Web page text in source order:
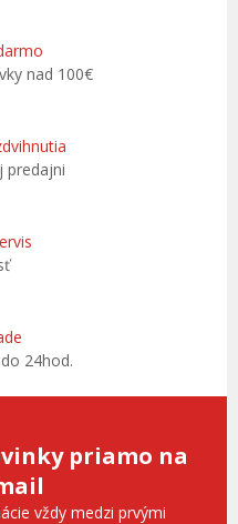
nad 100€
predajni
24hod.
priamo na
vždy medzi prvými